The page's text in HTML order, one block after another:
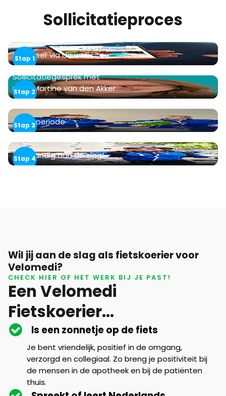
Sollicitatieproces
Sollicteer via de website
Sollicitatiegesprek met
rankaMartine van den Akker
Inwerkperiode
Zelfstandig aan de slag!
Wil jij aan de slag als fietskoerier voor
Velomedi?
CHECK HIER OF HET WERK BIJ JE PAST!
Een Velomedi
Fietskoerier...
Is een zonnetje op de fiets
Je bent vriendelijk, positief in de omgang,
verzorgd en collegiaal. Zo breng je positiviteit bij
de mensen in de apotheek en bij de patiënten
thuis.